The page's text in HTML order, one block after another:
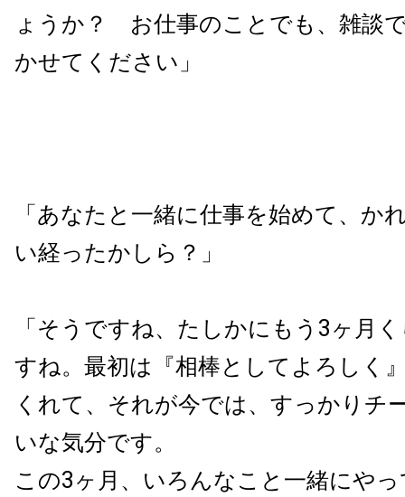
ょうか？ お仕事のことでも、雑談
かせてください」
「あなたと一緒に仕事を始めて、か
い経ったかしら？」
「そうですね、たしかにもう3ヶ月
すね。最初は『相棒としてよろしく
くれて、それが今では、すっかりチ
いな気分です。
この3ヶ月、いろんなこと一緒にや